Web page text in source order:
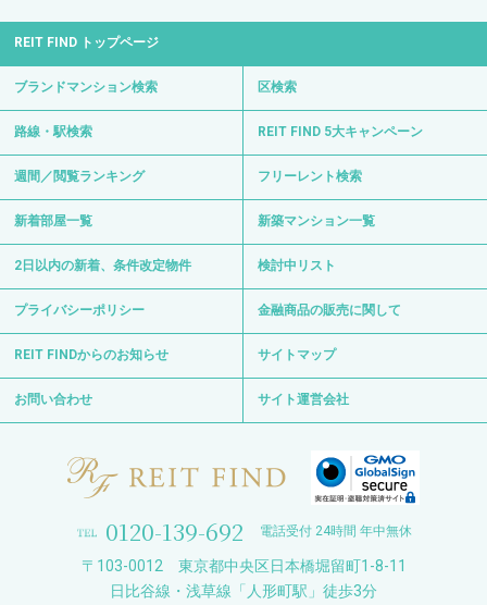
REIT FIND トップページ
ブランドマンション検索 区検索
路線・駅検索 REIT FIND 5大キャンペーン
週間／閲覧ランキング フリーレント検索
新着部屋一覧 新築マンション一覧
2日以内の新着、条件改定物件 検討中リスト
プライバシーポリシー 金融商品の販売に関して
REIT FINDからのお知らせ サイトマップ
お問い合わせ サイト運営会社
0120-139-692 電話受付 24時間 年中無休
〒103-0012 東京都中央区日本橋堀留町1-8-11
日比谷線・浅草線「人形町駅」徒歩3分